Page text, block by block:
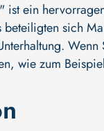
ist ein
beteiligten sich
wie zum